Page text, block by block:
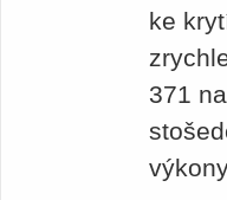
ke
371